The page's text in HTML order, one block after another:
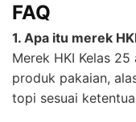
FAQ
1. Apa itu merek
Merek HKI Kelas
produk pakaian,
topi sesuai